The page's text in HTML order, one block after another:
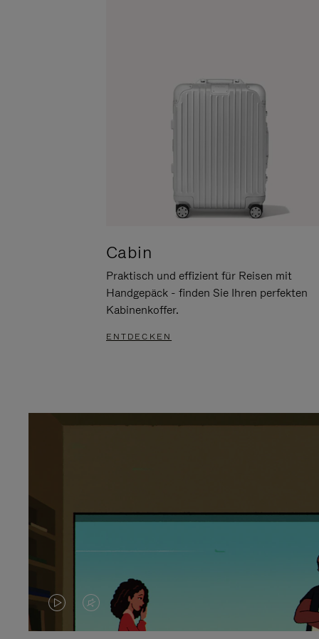
Cabin
Praktisch und effizient für Reisen mit
Handgepäck - finden Sie Ihren perfekten
Kabinenkoffer.
ENTDECKEN
DASVIDEO